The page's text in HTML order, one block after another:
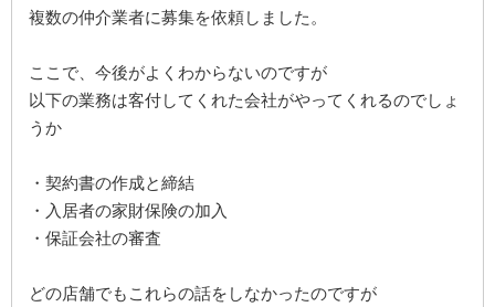
複数の仲介業者に募集を依頼しました。
ここで、今後がよくわからないのですが
以下の業務は客付してくれた会社がやってくれるのでしょ
うか
・契約書の作成と締結
・入居者の家財保険の加入
・保証会社の審査
どの店舗でもこれらの話をしなかったのですが